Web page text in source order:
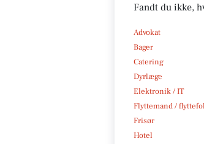
Fandt du ikke,
Advokat
Bager
Catering
Dyrlæge
Elektronik / IT
Flyttemand /
Frisør
Hotel